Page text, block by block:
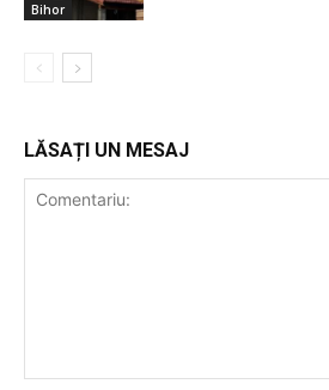
Bihor
LĂSAȚI UN MESAJ